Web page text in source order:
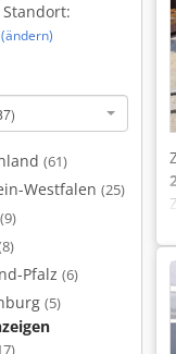
(ändern)
(61)
Westfalen (25)
(9)
Pfalz (6)
(5)